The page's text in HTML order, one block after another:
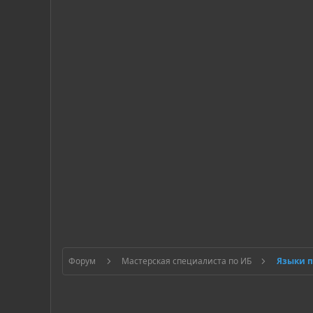
Форум Мастерская специалиста по ИБ Языки